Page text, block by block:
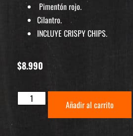
Pimentón rojo.
Cilantro.
INCLUYE CRISPY CHIPS.
$8.990
Añadir al carrito